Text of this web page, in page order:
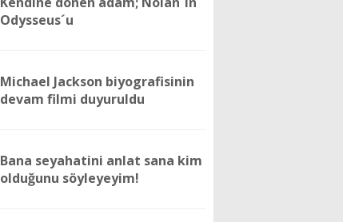
Odysseus´u
Michael Jackson biyografisinin
devam filmi duyuruldu
Bana seyahatini anlat sana kim
olduğunu söyleyeyim!